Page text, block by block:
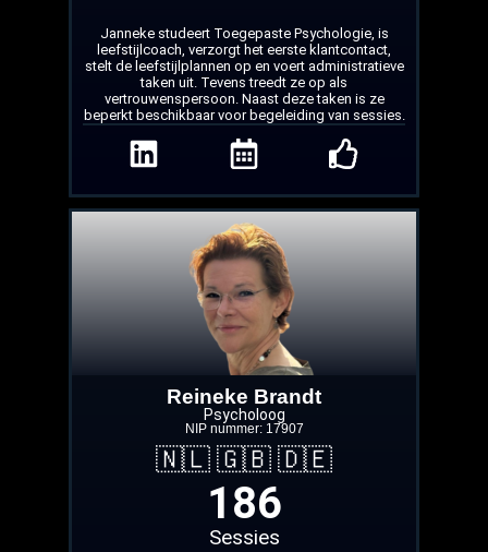
Janneke studeert Toegepaste Psychologie, is
leefstijlcoach, verzorgt het eerste klantcontact,
stelt de leefstijlplannen op en voert administratieve
taken uit. Tevens treedt ze op als
vertrouwenspersoon. Naast deze taken is ze
beperkt beschikbaar voor begeleiding van sessies.
Reineke Brandt
Psycholoog
NIP nummer: 17907
🇳🇱 🇬🇧 🇩🇪
Sessies
186